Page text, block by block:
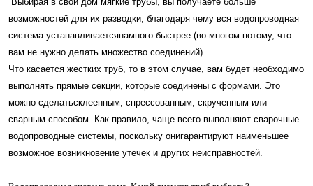
возможностей для их разводки, благодаря чему вся водопроводная
система устанавливаетсянамного быстрее (во-многом потому, что
вам не нужно делать множество соединений).
Что касается жестких труб, то в этом случае, вам будет необходимо
выполнять прямые секции, которые соединены с формами. Это
можно сделатьсклеенным, спрессованным, скрученным или
сварным способом. Как правило, чаще всего выполняют сварочные
водопроводные системы, поскольку онигарантируют наименьшее
возможное возникновение утечек и других неисправностей.